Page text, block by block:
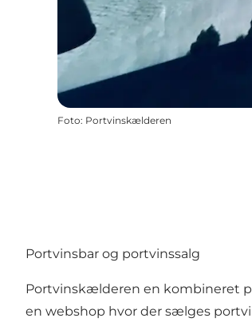
Foto: Portvinskælderen
Portvinsbar og portvinssalg
Portvinskælderen en kombineret
en webshop hvor der sælges